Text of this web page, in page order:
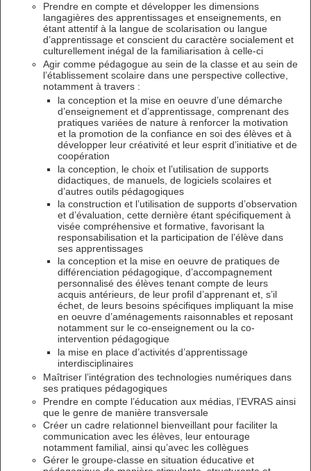
Prendre en compte et développer les dimensions
langagières des apprentissages et enseignements, en
étant attentif à la langue de scolarisation ou langue
d’apprentissage et conscient du caractère socialement et
culturellement inégal de la familiarisation à celle-ci
Agir comme pédagogue au sein de la classe et au sein de
l’établissement scolaire dans une perspective collective,
notamment à travers :
la conception et la mise en oeuvre d’une démarche
d’enseignement et d’apprentissage, comprenant des
pratiques variées de nature à renforcer la motivation
et la promotion de la confiance en soi des élèves et à
développer leur créativité et leur esprit d’initiative et de
coopération
la conception, le choix et l’utilisation de supports
didactiques, de manuels, de logiciels scolaires et
d’autres outils pédagogiques
la construction et l’utilisation de supports d’observation
et d’évaluation, cette dernière étant spécifiquement à
visée compréhensive et formative, favorisant la
responsabilisation et la participation de l’élève dans
ses apprentissages
la conception et la mise en oeuvre de pratiques de
différenciation pédagogique, d’accompagnement
personnalisé des élèves tenant compte de leurs
acquis antérieurs, de leur profil d’apprenant et, s’il
échet, de leurs besoins spécifiques impliquant la mise
en oeuvre d’aménagements raisonnables et reposant
notamment sur le co-enseignement ou la co-
intervention pédagogique
la mise en place d’activités d’apprentissage
interdisciplinaires
Maîtriser l’intégration des technologies numériques dans
ses pratiques pédagogiques
Prendre en compte l’éducation aux médias, l’EVRAS ainsi
que le genre de manière transversale
Créer un cadre relationnel bienveillant pour faciliter la
communication avec les élèves, leur entourage
notamment familial, ainsi qu’avec les collègues
Gérer le groupe-classe en situation éducative et